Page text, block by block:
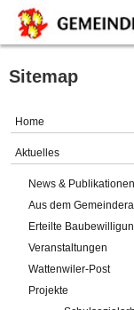
Home
Gemeinde
Verwaltung
Online-Service
Sitemap
Home
Aktuelles
News & Publikationen
Aus dem
Erteilte
Veranstaltungen
Wattenwiler-Post
Projekte